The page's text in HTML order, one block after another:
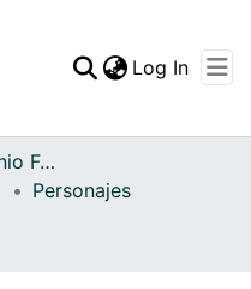
Statistics
Log In
Archivo del Patrimonio Fotográfico y Fílmico del Valle del Cauca
Personajes